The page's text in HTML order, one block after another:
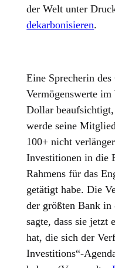
der Welt unter
dekarbonisieren.
Eine Sprecherin
Vermögenswerte
Dollar beaufsichtigt,
werde seine
100+ nicht
Investitionen in die
Rahmens für das
getätigt habe. Die
der größten Bank in
sagte, dass sie jetzt
hat, die sich der
Investitions“-